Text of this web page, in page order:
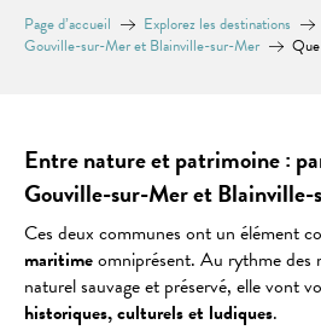
Page d’accueil
Explorez les destinations
Gouville-sur-Mer et Blainville-sur-Mer
Entre nature et patrimoine :
Gouville-sur-Mer et
Ces deux communes ont un élément
maritimeomniprésent. Au rythme des
naturel sauvage et préservé, elle vont
historiques, culturels et ludiques.